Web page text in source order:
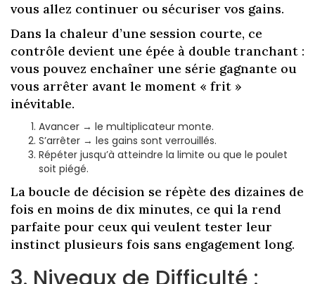
vous allez continuer ou sécuriser vos gains.
Dans la chaleur d’une session courte, ce
contrôle devient une épée à double tranchant :
vous pouvez enchaîner une série gagnante ou
vous arrêter avant le moment « frit »
inévitable.
Avancer → le multiplicateur monte.
S’arrêter → les gains sont verrouillés.
Répéter jusqu’à atteindre la limite ou que le poulet
soit piégé.
La boucle de décision se répète des dizaines de
fois en moins de dix minutes, ce qui la rend
parfaite pour ceux qui veulent tester leur
instinct plusieurs fois sans engagement long.